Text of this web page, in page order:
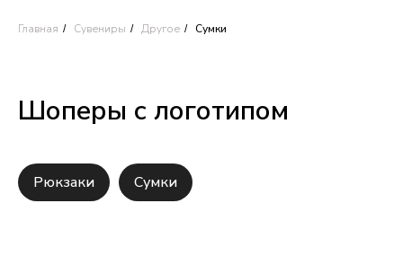
Главная / Сувениры / Другое / Сумки
Шоперы с логотипом
Рюкзаки Сумки